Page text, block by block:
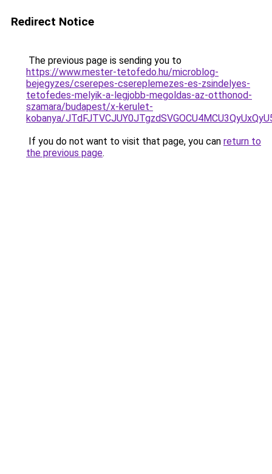
Redirect Notice
The previous page is sending you to
https://www.mester-tetofedo.hu/microblog-
bejegyzes/cserepes-csereplemezes-es-zsindelyes-
tetofedes-melyik-a-legjobb-megoldas-az-otthonod-
szamara/budapest/x-kerulet-
kobanya/
If you do not want to visit that page, you can return to
the previous page.